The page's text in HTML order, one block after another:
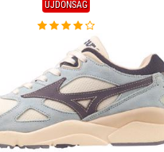
ÚJDONSÁG